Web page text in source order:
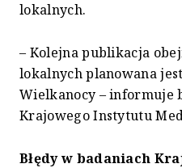
lokalnych.
– Kolejna publikacja
lokalnych planowana
Wielkanocy – informuje
Krajowego Instytutu
Błędy w badaniach